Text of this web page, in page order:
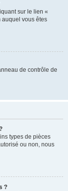
sur le lien «
auquel vous êtes
de contrôle de
types de pièces
ou non, nous
?